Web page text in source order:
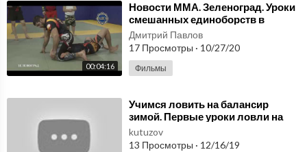
00:04:16
⁣Новости ММА. Зеленоград. Уроки
смешанных единоборств в
Каллисте. 2015kallista.com
Дмитрий Павлов
17 Просмотры · 10/27/20
Фильмы
⁣Учимся ловить на балансир
зимой. Первые уроки ловли на
балансир щуку и окуня
kutuzov
13 Просмотры · 12/16/19